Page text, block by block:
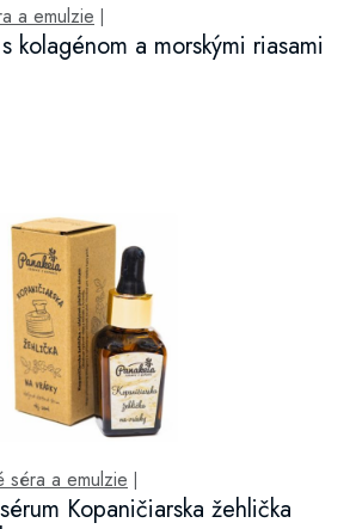
a emulzie |
kolagénom a morskými riasami
séra a emulzie |
Kopaničiarska žehlička